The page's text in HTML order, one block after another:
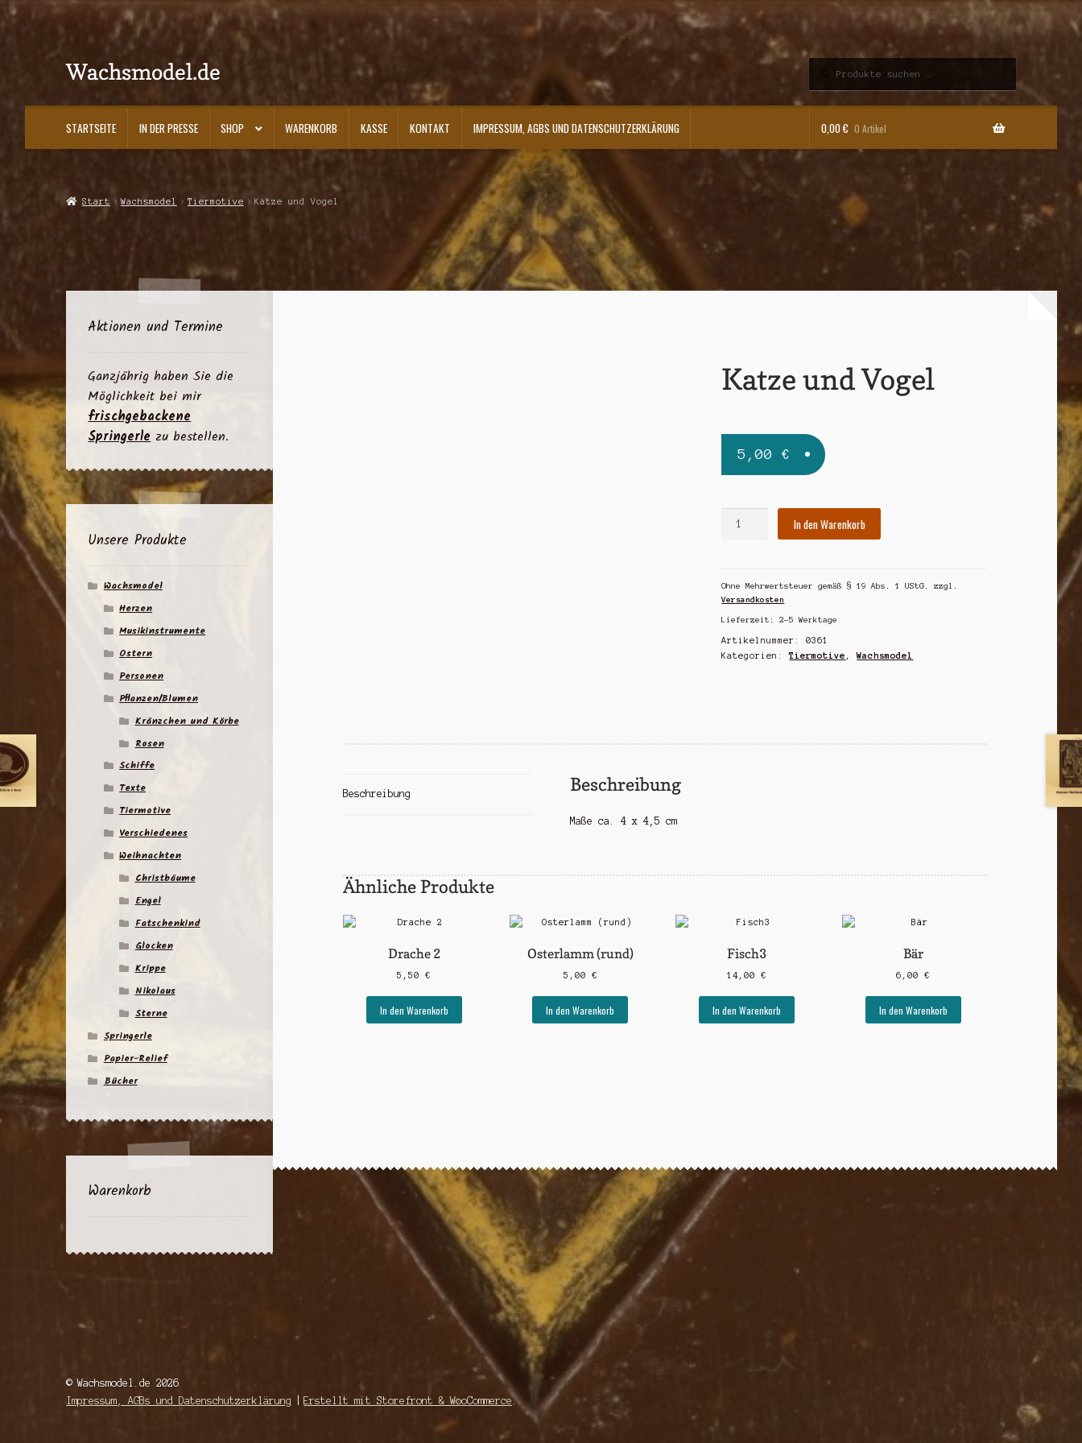
Zur
Navigation
Zum
Inhalt
Wachsmodel.de
nach:
STARTSEITE IN DER PRESSE SHOP WARENKORB KASSE KONTAKT IMPRESSUM, AGBS UND DATENSCHUTZERKLÄRUNG
Versandarten WarenkorbWiderrufsbelehrung
0,00€ 0 Artikel
Start Wachsmodel Tiermotive Katze und Vogel
Katze und Vogel
5,00 €
In den Warenkorb
Ohne Mehrwertsteuer gemäß § 19 Abs. 1 UStG.
zzgl.
Versandkosten
Lieferzeit:2-5 Werktage
Artikelnummer:0361
Kategorien:Tiermotive ,Wachsmodel
Beschreibung Beschreibung
Maße ca. 4 x 4,5 cm
Ähnliche Produkte
Drache 2
5,50€
In den Warenkorb
Osterlamm (rund)
5,00 €
In den Warenkorb
Fisch3
14,00€
In den Warenkorb
Bär
6,00€
In den Warenkorb
Aktionen und Termine
Ganzjährig haben Sie die
Möglichkeit bei mir
frischgebackene
Springerlezu bestellen.
Unsere Produkte
Wachsmodel
Herzen
Musikinstrumente
Ostern
Personen
Pflanzen/Blumen
Kränzchen und Körbe
Rosen
Schiffe
Texte
Tiermotive
Verschiedenes
Weihnachten
Christbäume
Engel
Fatschenkind
Glocken
Krippe
Nikolaus
Sterne
Springerle
Papier-Relief
Bücher
Warenkorb
© Wachsmodel.de 2026
Impressum, AGBs und Datenschutzerklärung
Erstellt mit Storefront & WooCommerce.